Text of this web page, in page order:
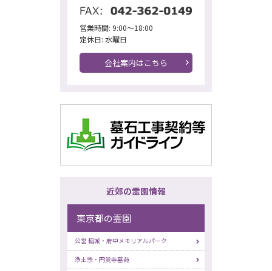
営業時間: 9:00～18:00
定休日: 水曜日
会社案内はこちら
近郊の霊園情報
東京都の霊園
公営 稲城・府中メモリアルパーク
浄土宗・円覚寺墓苑